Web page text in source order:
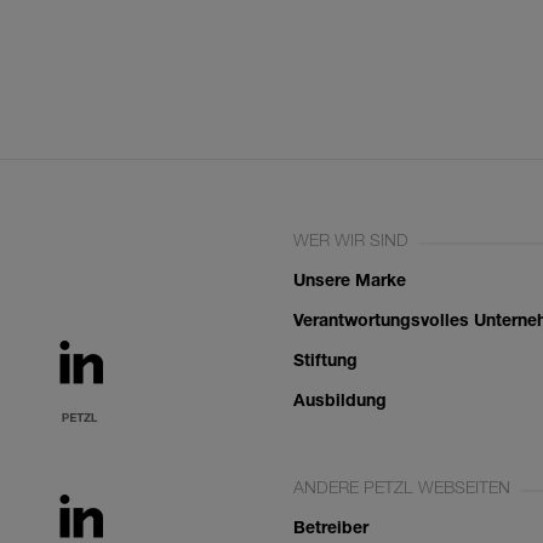
WER WIR SIND
Unsere Marke
Verantwortungsvolles
Stiftung
Ausbildung
ANDERE PETZL WEBSEITEN
Betreiber